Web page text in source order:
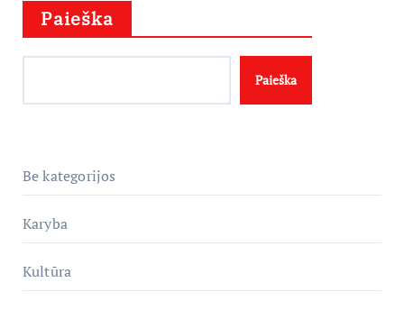
Paieška
Paieška
Be kategorijos
Karyba
Kultūra